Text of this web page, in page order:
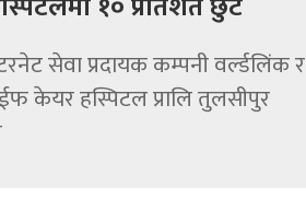
सेवा प्रदायक कम्पनी वर्ल्डलिंक र
केयर हस्पिटल प्रालि तुलसीपुर